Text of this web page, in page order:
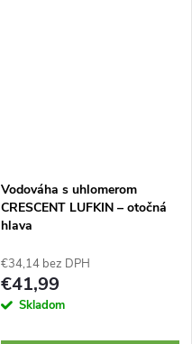
Vodováha s uhlomerom
CRESCENT LUFKIN – otočná
hlava
€34,14 bez DPH
€41,99
Skladom